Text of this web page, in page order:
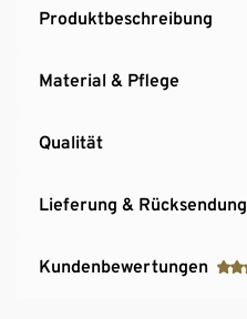
Produktbeschreibung
Material & Pflege
Qualität
Lieferung & Rücksendung
Kundenbewertungen